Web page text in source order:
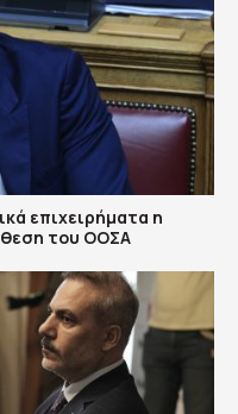
επιχειρήματα η
του ΟΟΣΑ